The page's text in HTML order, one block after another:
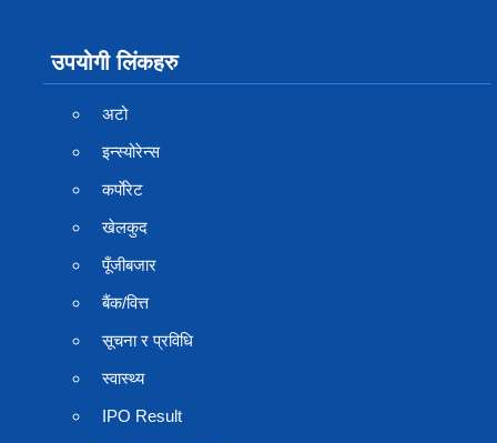
उपयोगी लिंकहरु
अटो
इन्स्योरेन्स
कर्पाेरेट
खेलकुद
पूँजीबजार
बैंक/वित्त
सूचना र प्रविधि
स्वास्थ्य
IPO Result